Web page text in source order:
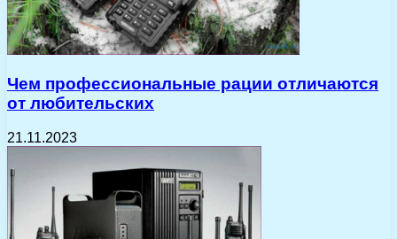
Чем профессиональные рации отличаются
от любительских
21.11.2023